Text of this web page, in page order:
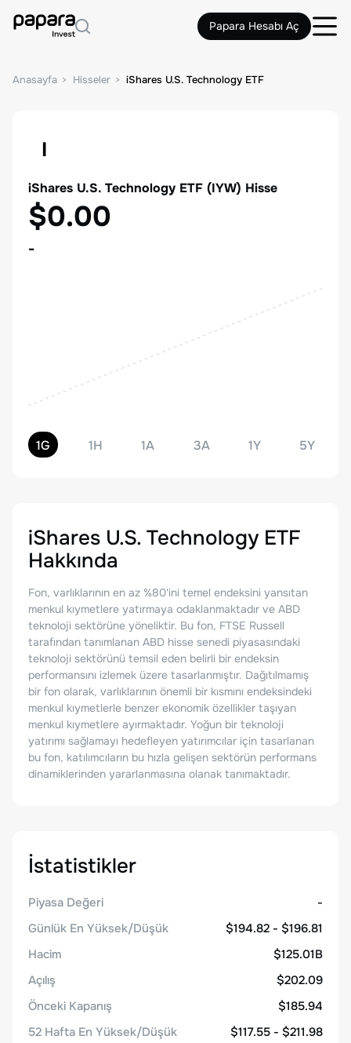
Papara Hesabı Aç
Anasayfa Hisseler iShares U.S. Technology ETF
I
iShares U.S. Technology ETF (IYW) Hisse
$0.00
-
1G 1H 1A 3A 1Y 5Y
iShares U.S. Technology ETF
Hakkında
Fon, varlıklarının en az %80'ini temel endeksini yansıtan
menkul kıymetlere yatırmaya odaklanmaktadır ve ABD
teknoloji sektörüne yöneliktir. Bu fon, FTSE Russell
tarafından tanımlanan ABD hisse senedi piyasasındaki
teknoloji sektörünü temsil eden belirli bir endeksin
performansını izlemek üzere tasarlanmıştır. Dağıtılmamış
bir fon olarak, varlıklarının önemli bir kısmını endeksindeki
menkul kıymetlerle benzer ekonomik özellikler taşıyan
menkul kıymetlere ayırmaktadır. Yoğun bir teknoloji
yatırımı sağlamayı hedefleyen yatırımcılar için tasarlanan
bu fon, katılımcıların bu hızla gelişen sektörün performans
dinamiklerinden yararlanmasına olanak tanımaktadır.
İstatistikler
Piyasa Değeri
-
Günlük En Yüksek/Düşük
$194.82 - $196.81
Hacim
$125.01B
Açılış
$202.09
Önceki Kapanış
$185.94
52 Hafta En Yüksek/Düşük
$117.55 - $211.98